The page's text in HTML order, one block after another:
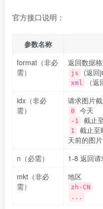
官方接口说明：
参数名称
format（非必
需）
返回数据
js (返回
xml
（
idx（非必
需）
请求图片
0 今天
-1 截止
1
截止至
天前的图片
n（必需）
1-8 返回
mkt（非必
需）
地区
zh-CN
...